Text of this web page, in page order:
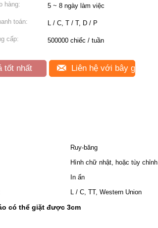
hàng: 5 ~ 8 ngày làm việc
toán: L / C, T / T, D / P
cấp: 500000 chiếc / tuần
tốt nhất Liên hệ với bây giờ
Ruy-băng
Hình chữ nhật, hoặc tùy chỉnh
In ấn
L / C, TT, Western Union
có thể giặt được 3cm